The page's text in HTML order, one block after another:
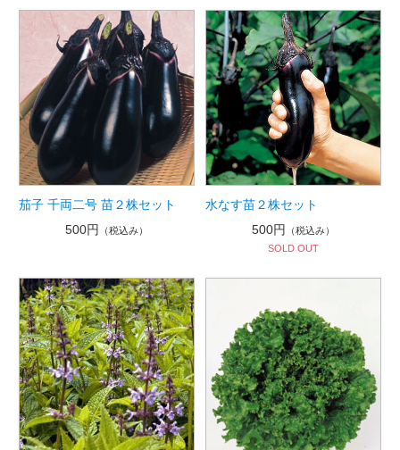
茄子 千両二号 苗２株セット
500円
（税込み）
水なす苗２株セット
500円
（税込み）
SOLD OUT